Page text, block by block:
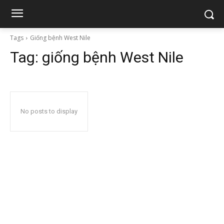
Tags Giống bệnh West Nile
Tag: giống bệnh West Nile
No posts to display